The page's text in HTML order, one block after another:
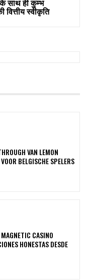
साथ ही कुम्भ
स्वीकृति
VAN LEMON
BELGISCHE SPELERS
CASINO
HONESTAS DESDE